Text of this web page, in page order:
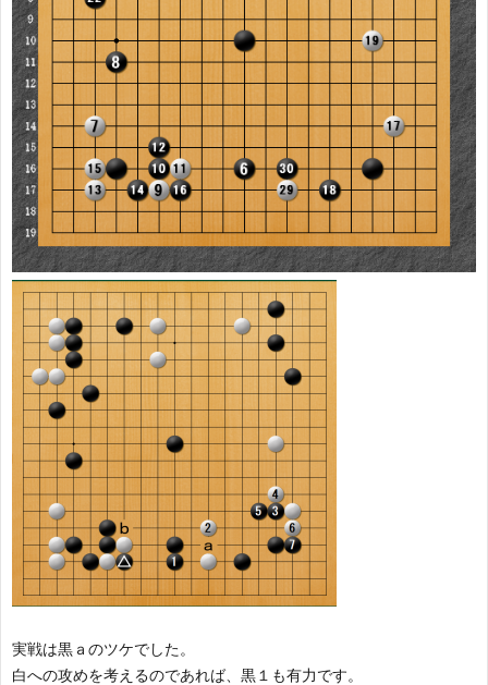
実戦は黒ａのツケでした。
白への攻めを考えるのであれば、黒１も有力です。